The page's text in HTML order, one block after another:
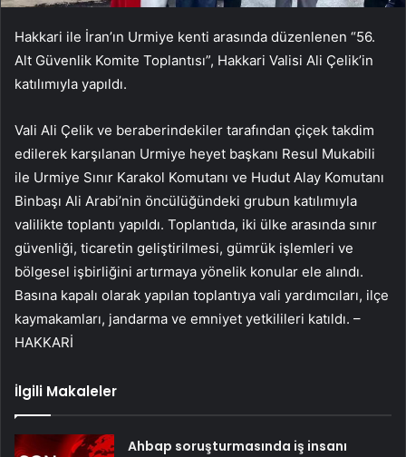
Hakkari ile İran’ın Urmiye kenti arasında düzenlenen “56.
Alt Güvenlik Komite Toplantısı”, Hakkari Valisi Ali Çelik’in
katılımıyla yapıldı.
Vali Ali Çelik ve beraberindekiler tarafından çiçek takdim
edilerek karşılanan Urmiye heyet başkanı Resul Mukabili
ile Urmiye Sınır Karakol Komutanı ve Hudut Alay Komutanı
Binbaşı Ali Arabi’nin öncülüğündeki grubun katılımıyla
valilikte toplantı yapıldı. Toplantıda, iki ülke arasında sınır
güvenliği, ticaretin geliştirilmesi, gümrük işlemleri ve
bölgesel işbirliğini artırmaya yönelik konular ele alındı.
Basına kapalı olarak yapılan toplantıya vali yardımcıları, ilçe
kaymakamları, jandarma ve emniyet yetkilileri katıldı. –
HAKKARİ
İlgili Makaleler
Ahbap soruşturmasında iş insanı